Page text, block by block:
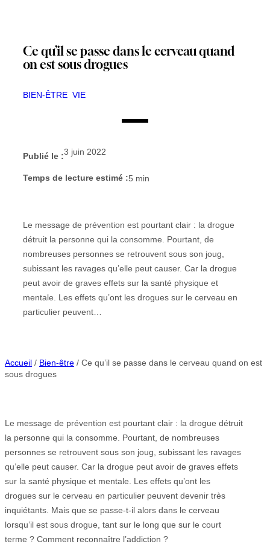
Ce qu’il se passe dans le cerveau quand
on est sous drogues
BIEN-ÊTRE VIE
Publié le :3 juin 2022
Temps de lecture estimé :5 min
Le message de prévention est pourtant clair : la drogue
détruit la personne qui la consomme. Pourtant, de
nombreuses personnes se retrouvent sous son joug,
subissant les ravages qu’elle peut causer. Car la drogue
peut avoir de graves effets sur la santé physique et
mentale. Les effets qu’ont les drogues sur le cerveau en
particulier peuvent…
Accueil / Bien-être / Ce qu’il se passe dans le cerveau quand on est
sous drogues
Le message de prévention est pourtant clair : la drogue détruit
la personne qui la consomme. Pourtant, de nombreuses
personnes se retrouvent sous son joug, subissant les ravages
qu’elle peut causer. Car la drogue peut avoir de graves effets
sur la santé physique et mentale. Les effets qu’ont les
drogues sur le cerveau en particulier peuvent devenir très
inquiétants. Mais que se passe-t-il alors dans le cerveau
lorsqu’il est sous drogue, tant sur le long que sur le court
terme ? Comment reconnaître l’addiction ?